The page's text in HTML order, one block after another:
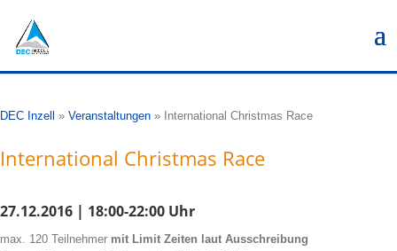
DEC Inzell » Veranstaltungen » International Christmas Race
International Christmas Race
27.12.2016 | 18:00-22:00 Uhr
max. 120 Teilnehmer mit Limit Zeiten laut Ausschreibung